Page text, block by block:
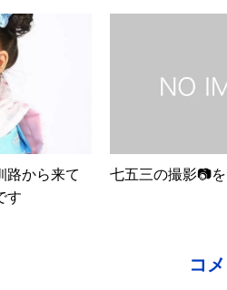
路から来て
す
七五三の撮影📷
コ